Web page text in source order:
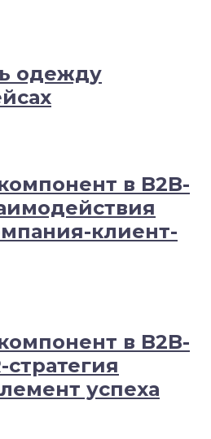
одежду
в B2B-
клиент-
в B2B-
успеха